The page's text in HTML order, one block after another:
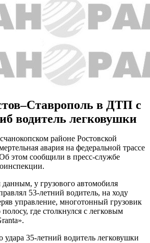
в ДТП с
водитель легковушки
районе Ростовской
авария на федеральной трассе
этом сообщили в пресс-службе
у грузового автомобиля
53-летний водитель, на ходу
управление, многотонный грузовик
где столкнулся с легковым
удара 35-летний водитель легковушки